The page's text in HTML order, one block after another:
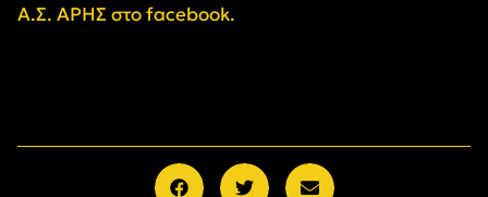
Α.Σ. ΑΡΗΣ στο facebook.